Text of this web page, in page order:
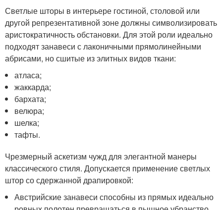
Светлые шторы в интерьере гостиной, столовой или
другой репрезентативной зоне должны символизировать
аристократичность обстановки. Для этой роли идеально
подходят занавеси с лаконичными прямолинейными
абрисами, но сшитые из элитных видов ткани:
атласа;
жаккарда;
бархата;
велюра;
шелка;
тафты.
Чрезмерный аскетизм чужд для элегантной манеры
классического стиля. Допускается применение светлых
штор со сдержанной драпировкой:
Австрийские занавеси способны из прямых идеально